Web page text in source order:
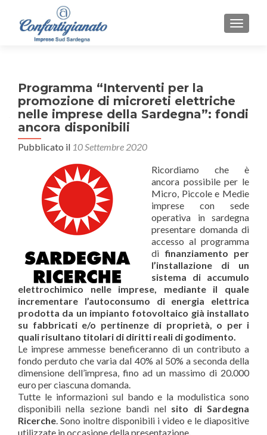
Programma “Interventi per la
promozione di microreti elettriche
nelle imprese della Sardegna”: fondi
ancora disponibili
Pubblicato il 10 Settembre 2020
Ricordiamo che è
ancora possibile per le
Micro, Piccole e Medie
imprese con sede
operativa in sardegna
presentare domanda di
accesso al programma
difinanziamento per
l’installazione di un
sistema di accumulo
elettrochimico nelle imprese, mediante il quale
incrementare l’autoconsumo di energia elettrica
prodotta da un impianto fotovoltaico già installato
su fabbricati e/o pertinenze di proprietà, o per i
quali risultano titolari di diritti reali di godimento.
Le imprese ammesse beneficeranno di un contributo a
fondo perduto che varia dal 40% al 50% a seconda della
dimensione dell’impresa, fino ad un massimo di 20.000
euro per ciascuna domanda.
Tutte le informazioni sul bando e la modulistica sono
disponibili nella sezione bandi nel sito di Sardegna
Ricerche. Sono inoltre disponibili i video e le diapositive
utilizzate in occasione della presentazione.